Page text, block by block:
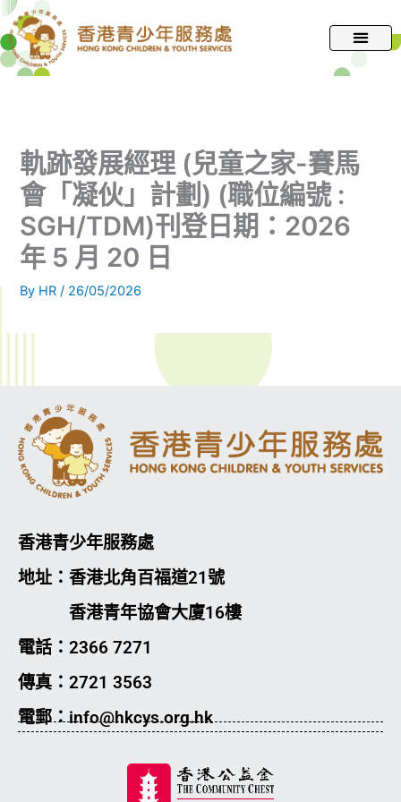
跳
至
主
軌跡發展經理 (兒童之家-賽馬
會「凝伙」計劃) (職位編號 :
SGH/TDM)刊登日期：2026
年 5 月 20 日
By HR/ 26/05/2026
香港青少年服務處
地址：香港北角百福道21號
香港青年協會大廈16樓
電話：2366 7271
傳真：2721 3563
電郵：info@hkcys.org.hk